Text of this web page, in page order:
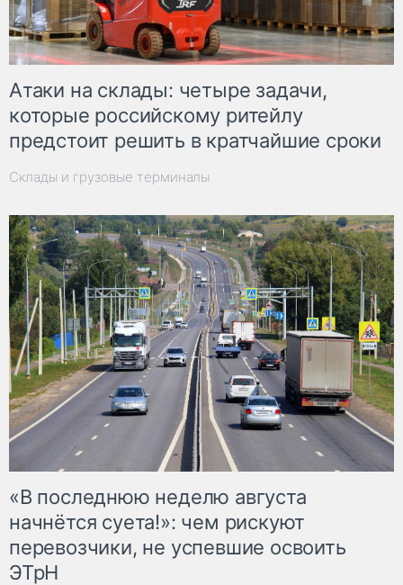
Атаки на склады: четыре задачи,
которые российскому ритейлу
предстоит решить в кратчайшие сроки
Склады и грузовые терминалы
«В последнюю неделю августа
начнётся суета!»: чем рискуют
перевозчики, не успевшие освоить
ЭТрН